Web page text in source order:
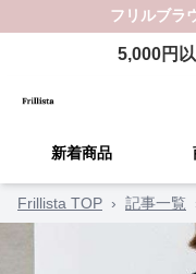
フリルブラ
5,000円
新着商品
Frillista TOP › 記事一覧